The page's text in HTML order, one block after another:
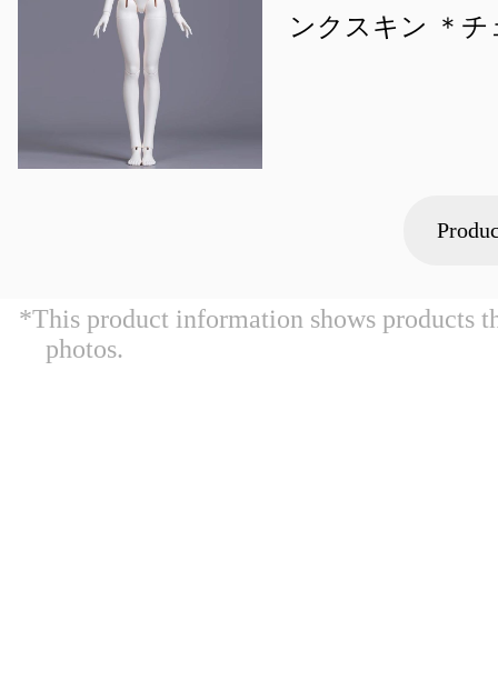
ンクスキン ＊
*This product information shows products
photos.